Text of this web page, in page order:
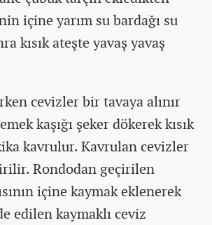
içine yarım su bardağı su
kısık ateşte yavaş yavaş
cevizler bir tavaya alınır
kaşığı şeker dökerek kısık
kavrulur. Kavrulan cevizler
Rondodan geçirilen
içine kaymak eklenerek
edilen kaymaklı ceviz